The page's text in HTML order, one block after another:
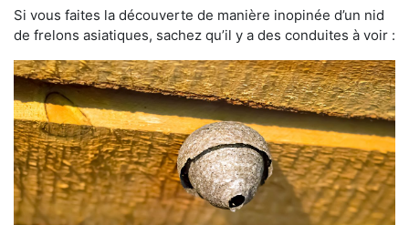
Si vous faites la découverte de manière inopinée d’un nid
de frelons asiatiques, sachez qu’il y a des conduites à voir :